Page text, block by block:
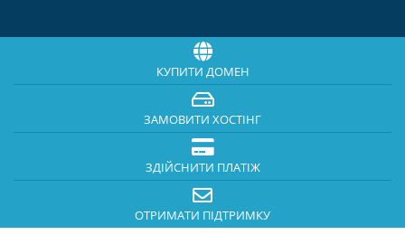
КУПИТИ ДОМЕН
ЗАМОВИТИ ХОСТІНГ
ЗДІЙСНИТИ ПЛАТІЖ
ОТРИМАТИ ПІДТРИМКУ